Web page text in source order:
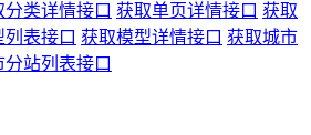
分类详情接口 获取单页详情接口 获取
表接口 获取模型详情接口 获取城市
站列表接口